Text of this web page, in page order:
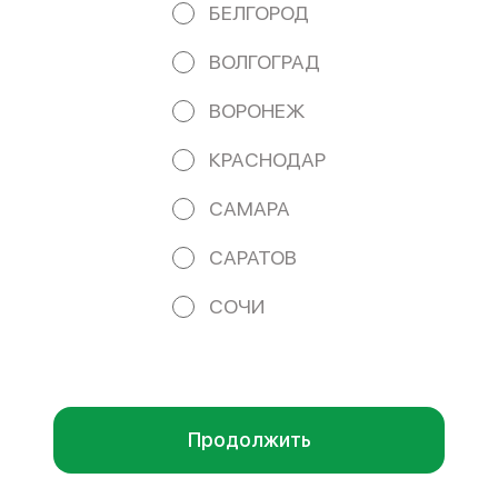
аналитических сервисов согласно нашейполитике
конфиденциальности
Работает на эффективном ядреFoodpicásso
ПОЛИТИКА КОНФИДЕНЦИАЛЬНОСТИ
БЕЛГОРОД
ВОЛГОГРАД
ВОРОНЕЖ
КРАСНОДАР
САМАРА
САРАТОВ
СОЧИ